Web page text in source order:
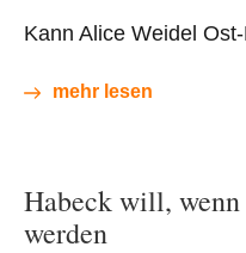
Kann Alice Weidel
mehr lesen
Habeck will,
werden